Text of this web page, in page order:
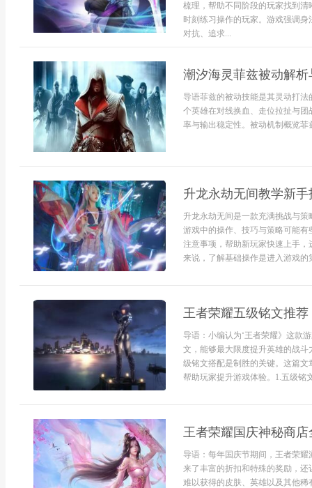
梳理，帮助不同阶段的玩家找到
时刻练习操作的玩家。游戏强调
对抗、追求...
潮汐海灵菲兹被动解
导语菲兹的被动技能是其灵动打
个英雄在对线换血、走位拉扯与
率与输出稳定性。被动机制概览
升龙永劫无间教学新手
升龙永劫无间是一款充满挑战与
游戏中的操作、技巧与策略可能
注意事项，帮助新玩家快速上手
来说，了解基础操作是进入游戏的
王者荣耀五级铭文推荐
导语：小编认为‘王者荣耀》这款
文，能够最大限度提升英雄的战
级铭文搭配是制胜的关键。这篇
帮助玩家提升游戏体验。1.五级铭
王者荣耀国庆神秘商店
导语：每年国庆节期间，王者荣
来了丰富的折扣和特殊的奖励，
难以获得的皮肤、英雄以及其他